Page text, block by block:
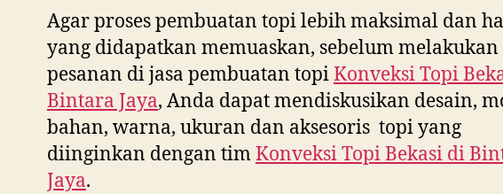
Agar proses pembuatan topi lebih maksimal dan
yang didapatkan memuaskan, sebelum melakukan
pesanan di jasa pembuatan topiKonveksi Topi
Bintara Jaya, Anda dapat mendiskusikan desain,
bahan, warna, ukuran dan aksesoris topi yang
diinginkan dengan timKonveksi Topi Bekasi di
Jaya.